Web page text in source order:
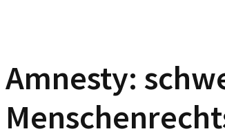
Amnesty: